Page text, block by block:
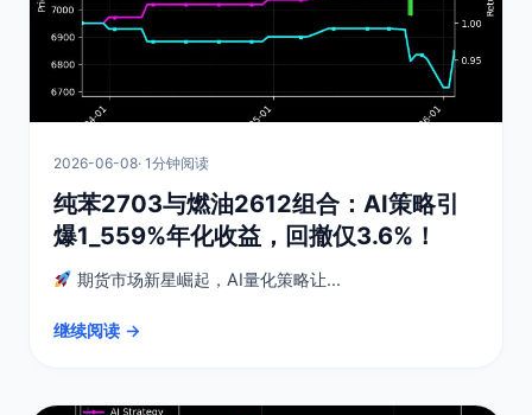
2026-06-08· 1分钟阅读
纯苯2703与燃油2612组合：AI策略引
爆1_559%年化收益，回撤仅3.6%！
期货市场新星崛起，AI量化策略让...
继续阅读 →